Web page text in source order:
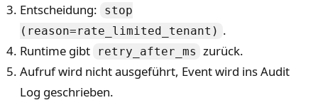
Entscheidung:
stop
(reason=rate_limited_tenant) .
Runtime gibt
retry_after_ms zurück.
Aufruf wird nicht ausgeführt, Event wird ins Audit
Log geschrieben.